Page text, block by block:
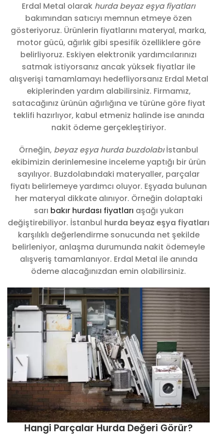
Erdal Metal olarak hurda beyaz eşya fiyatları
bakımından satıcıyı memnun etmeye özen
gösteriyoruz. Ürünlerin fiyatlarını materyal, marka,
motor gücü, ağırlık gibi spesifik özelliklere göre
belirliyoruz. Eskiyen elektronik yardımcılarınızı
satmak istiyorsanız ancak yüksek fiyatlar ile
alışverişi tamamlamayı hedefliyorsanız Erdal Metal
ekiplerinden yardım alabilirsiniz. Firmamız,
satacağınız ürünün ağırlığına ve türüne göre fiyat
teklifi hazırlıyor, kabul etmeniz halinde ise anında
nakit ödeme gerçekleştiriyor.
Örneğin, beyaz eşya hurda buzdolabıİstanbul
ekibimizin derinlemesine inceleme yaptığı bir ürün
sayılıyor. Buzdolabındaki materyaller, parçalar
fiyatı belirlemeye yardımcı oluyor. Eşyada bulunan
her materyal dikkate alınıyor. Örneğin dolaptaki
sarı bakır hurdası fiyatları aşağı yukarı
değiştirebiliyor. İstanbul hurda beyaz eşya fiyatları
karşılıklı değerlendirme sonucunda net şekilde
belirleniyor, anlaşma durumunda nakit ödemeyle
alışveriş tamamlanıyor. Erdal Metal ile anında
ödeme alacağınızdan emin olabilirsiniz.
Hangi Parçalar Hurda Değeri Görür?